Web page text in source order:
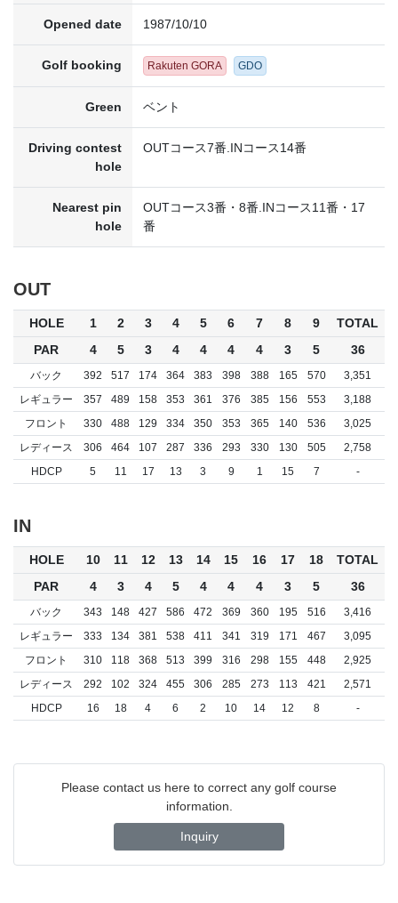
Opened date 1987/10/10
Golf booking Rakuten GORA GDO
Green ベント
Driving contest
hole
OUTコース7番.INコース14番
Nearest pin
hole
OUTコース3番・8番.INコース11番・17
番
OUT
HOLE 1 2 3 4 5 6 7 8 9
TOTAL
PAR
4 5 3 4 4 4 4 3 5 36
バック 392 517 174 364 383 398 388 165 570
3,351
レギュラー
357 489 158 353 361 376 385 156 553
3,188
フロント
330 488 129 334 350 353 365 140 536
3,025
レディース
306 464 107 287 336 293 330 130 505
2,758
HDCP
5 11 17 13 3 9 1 15 7 -
IN
HOLE 10 11 12 13 14 15 16 17 18
TOTAL
PAR
4 3 4 5 4 4 4 3 5 36
バック 343 148 427 586 472 369 360 195 516
3,416
レギュラー
333 134 381 538 411 341 319 171 467
3,095
フロント
310 118 368 513 399 316 298 155 448
2,925
レディース
292 102 324 455 306 285 273 113 421
2,571
HDCP
16 18 4 6 2 10 14 12 8 -
Please contact us here to correct any golf course
information.
Inquiry